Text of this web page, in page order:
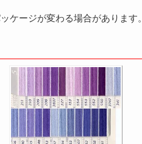
ケージが変わる場合があります。